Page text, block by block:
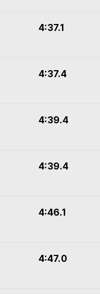
4:37.1
4:37.4
4:39.4
4:39.4
4:46.1
4:47.0